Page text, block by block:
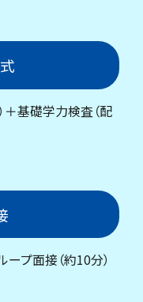
＋基礎学力検査（配
プ面接（約10分）